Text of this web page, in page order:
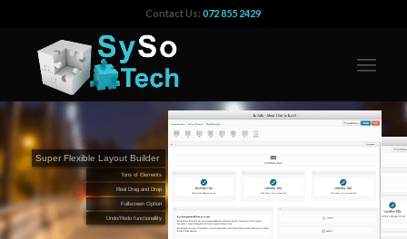
Contact Us:072 855 2429
Super Flexible Layout Builder
Tons of Elements
Real Drag and Drop
Fullscreen Option
Undo/Redo functionallity